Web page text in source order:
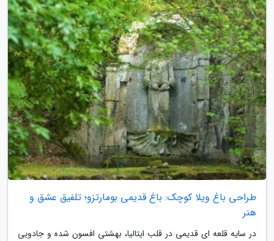
طراحی باغ ویلا کوچک: باغ قدیمی بومارتزو؛ تلفیق عشق و
هنر
در سایه قلعه ای قدیمی در قلب ایتالیا، بهشتی افسون شده و جادویی